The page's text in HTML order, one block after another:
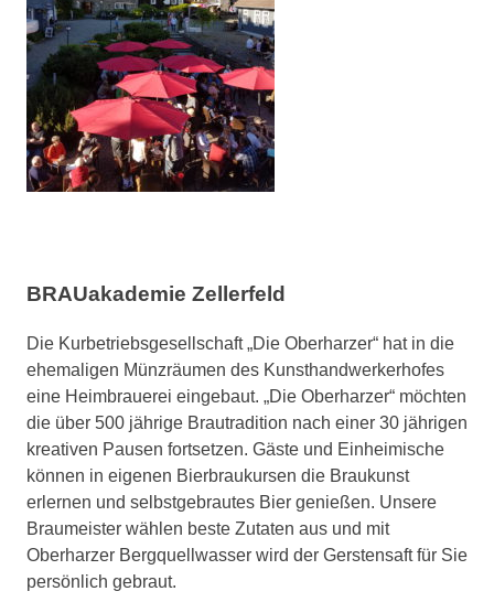
BRAUakademie Zellerfeld
Die Kurbetriebsgesellschaft „Die Oberharzer“ hat in die
ehemaligen Münzräumen des Kunsthandwerkerhofes
eine Heimbrauerei eingebaut. „Die Oberharzer“ möchten
die über 500 jährige Brautradition nach einer 30 jährigen
kreativen Pausen fortsetzen. Gäste und Einheimische
können in eigenen Bierbraukursen die Braukunst
erlernen und selbstgebrautes Bier genießen. Unsere
Braumeister wählen beste Zutaten aus und mit
Oberharzer Bergquellwasser wird der Gerstensaft für Sie
persönlich gebraut.